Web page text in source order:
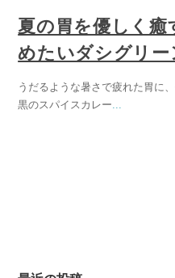
夏の胃を優しく癒
めたいダシグリー
うだるような暑さで疲れた胃に
黒のスパイスカレー